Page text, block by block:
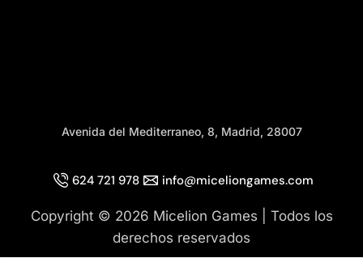
Avenida del Mediterraneo, 8, Madrid, 28007
Copyright © 2026 Micelion Games | Todos los
derechos reservados
624 721 978 info@miceliongames.com